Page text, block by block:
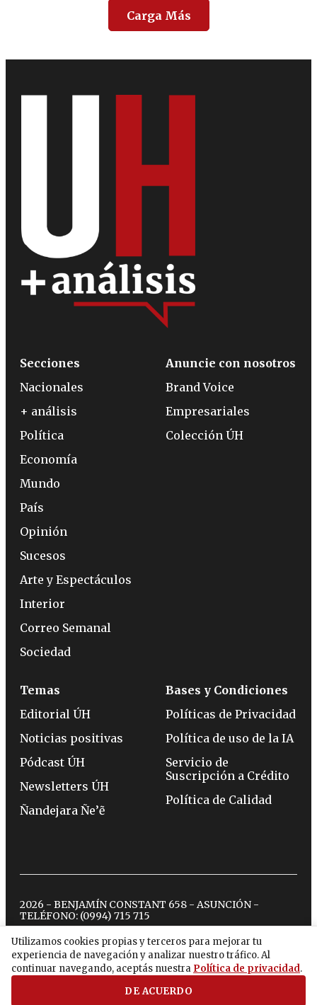
Carga Más
Utilizamos cookies propias y terceros para mejorar tu
experiencia de navegación y analizar nuestro tráfico. Al
continuar navegando, aceptás nuestra Política de privacidad.
DE ACUERDO
Secciones
Nacionales
+ análisis
Política
Economía
Mundo
País
Opinión
Sucesos
Arte y Espectáculos
Interior
Correo Semanal
Sociedad
Anuncie con nosotros
Brand Voice
Empresariales
Colección ÚH
Temas
Editorial ÚH
Noticias positivas
Pódcast ÚH
Newsletters ÚH
Ñandejara Ñe’ẽ
Bases y Condiciones
Políticas de Privacidad
Política de uso de la IA
Servicio de
Suscripción a Crédito
Política de Calidad
2026 - BENJAMÍN CONSTANT 658 - ASUNCIÓN -
TELÉFONO: (0994) 715 715
twitterinstagram
facebook
tiktokyoutubespotify